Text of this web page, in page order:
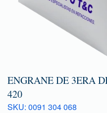
ENGRANE DE 3ERA
420
SKU: 0091 304 068